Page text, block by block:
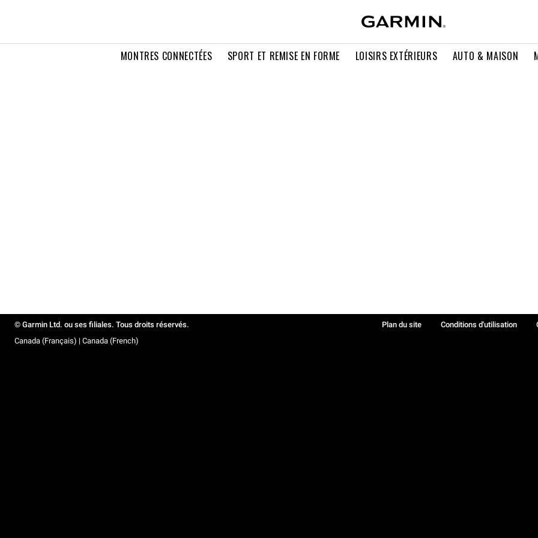
MONTRES CONNECTÉES SPORT ET REMISE EN FORME LOISIRS EXTÉRIEURS AUTO & MAISON
© Garmin Ltd. ou ses filiales. Tous droits réservés. Plan du site Conditions d'utilisation
Canada (Français) | Canada (French)